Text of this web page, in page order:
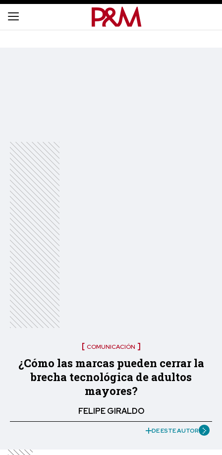
COMUNICACIÓN
¿Cómo las marcas pueden cerrar la
brecha tecnológica de adultos
mayores?
FELIPE GIRALDO
DE ESTE AUTOR